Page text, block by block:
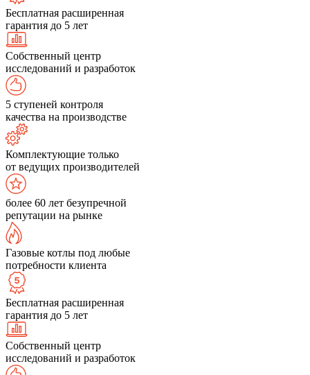
Бесплатная расширенная
гарантия до 5 лет
Собственный центр
исследований и разработок
5 ступеней контроля
качества на производстве
Комплектующие только
от ведущих производителей
более 60 лет безупречной
репутации на рынке
Газовые котлы под любые
потребности клиента
Бесплатная расширенная
гарантия до 5 лет
Собственный центр
исследований и разработок